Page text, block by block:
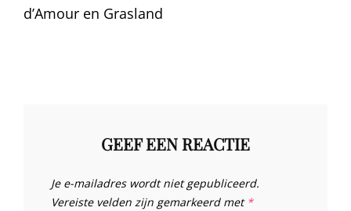
d’Amour en Grasland
GEEF EEN REACTIE
Je e-mailadres wordt niet gepubliceerd.
Vereiste velden zijn gemarkeerd met *